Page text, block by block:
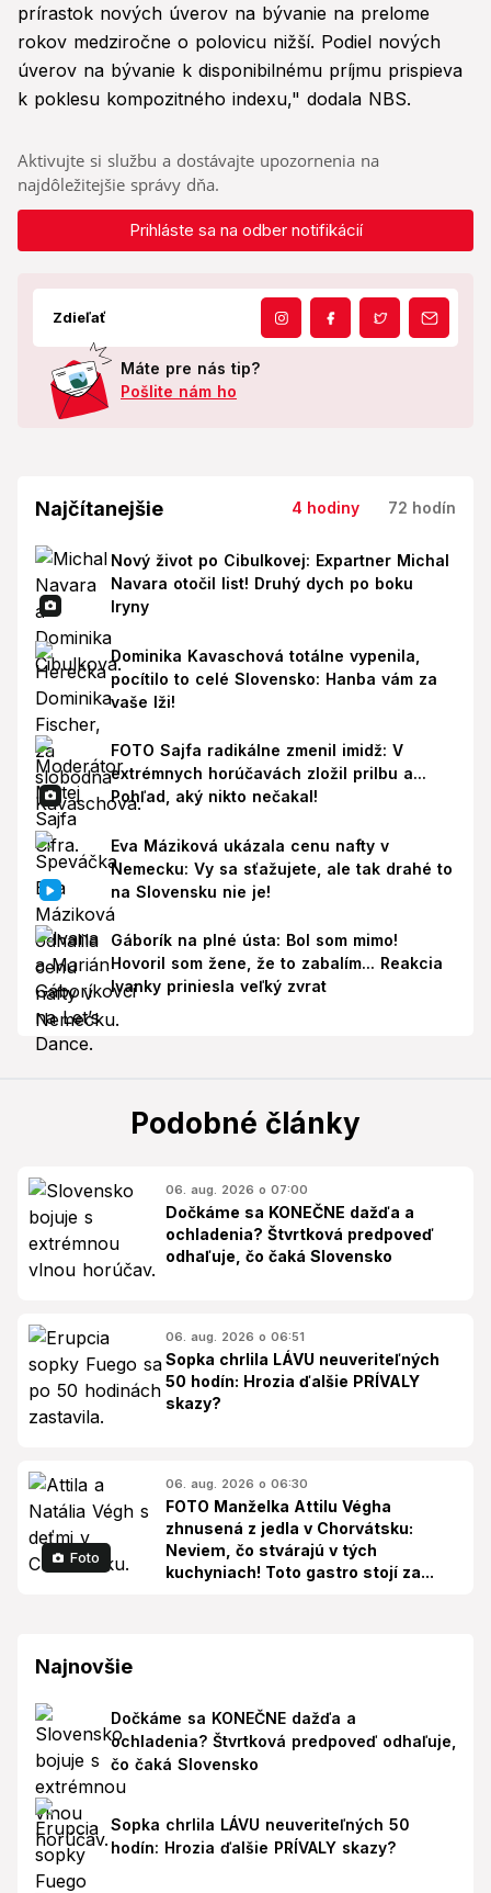
prírastok nových úverov na bývanie na prelome
rokov medziročne o polovicu nižší. Podiel nových
úverov na bývanie k disponibilnému príjmu prispieva
k poklesu kompozitného indexu," dodala NBS.
Aktivujte si službu a dostávajte upozornenia na
najdôležitejšie správy dňa.
Prihláste sa na odber notifikácií
Zdieľať
Máte pre nás tip?
Pošlite nám ho
Najčítanejšie 4 hodiny 72 hodín
Nový život po Cibulkovej: Expartner Michal
Navara otočil list! Druhý dych po boku
Iryny
Dominika Kavaschová totálne vypenila,
pocítilo to celé Slovensko: Hanba vám za
vaše lži!
FOTO Sajfa radikálne zmenil imidž: V
extrémnych horúčavách zložil prilbu a...
Pohľad, aký nikto nečakal!
Eva Máziková ukázala cenu nafty v
Nemecku: Vy sa sťažujete, ale tak drahé to
na Slovensku nie je!
Gáborík na plné ústa: Bol som mimo!
Hovoril som žene, že to zabalím... Reakcia
Ivanky priniesla veľký zvrat
Podobné články
06. aug. 2026 o 07:00
Dočkáme sa KONEČNE dažďa a
ochladenia? Štvrtková predpoveď
odhaľuje, čo čaká Slovensko
06. aug. 2026 o 06:51
Sopka chrlila LÁVU neuveriteľných
50 hodín: Hrozia ďalšie PRÍVALY
skazy?
Foto
06. aug. 2026 o 06:30
FOTO Manželka Attilu Végha
zhnusená z jedla v Chorvátsku:
Neviem, čo stvárajú v tých
kuchyniach! Toto gastro stojí za...
Najnovšie
Dočkáme sa KONEČNE dažďa a
ochladenia? Štvrtková predpoveď odhaľuje,
čo čaká Slovensko
Sopka chrlila LÁVU neuveriteľných 50
hodín: Hrozia ďalšie PRÍVALY skazy?